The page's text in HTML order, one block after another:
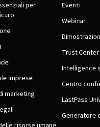
per
imprese
marketing
Eventi
Webinar
Trust Center
Intelligence
Centro
LastPass
Generatore